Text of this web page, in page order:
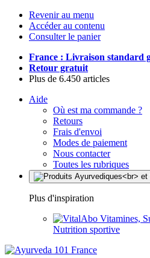
Revenir au menu
Accéder au contenu
Consulter le panier
France : Livraison standard
Retour gratuit
Plus de 6.450 articles
Aide
Où est ma commande ?
Retours
Frais d'envoi
Modes de paiement
Nous contacter
Toutes les rubriques
Plus d'inspiration
Vitamines,
Nutrition sportive